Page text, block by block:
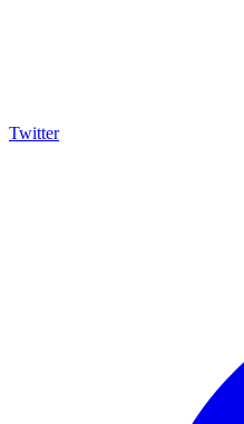
Twitter